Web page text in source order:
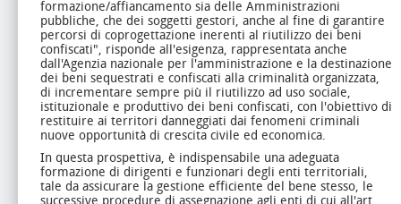
formazione/affiancamento sia delle Amministrazioni
pubbliche, che dei soggetti gestori, anche al fine di garantire
percorsi di coprogettazione inerenti al riutilizzo dei beni
confiscati", risponde all'esigenza, rappresentata anche
dall'Agenzia nazionale per l'amministrazione e la destinazione
dei beni sequestrati e confiscati alla criminalità organizzata,
di incrementare sempre più il riutilizzo ad uso sociale,
istituzionale e produttivo dei beni confiscati, con l'obiettivo di
restituire ai territori danneggiati dai fenomeni criminali
nuove opportunità di crescita civile ed economica.
In questa prospettiva, è indispensabile una adeguata
formazione di dirigenti e funzionari degli enti territoriali,
tale da assicurare la gestione efficiente del bene stesso, le
successive procedure di assegnazione agli enti di cui all'art.